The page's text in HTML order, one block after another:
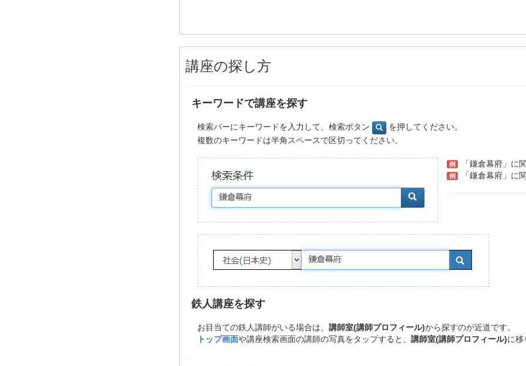
講座の探し方
キーワードで講座を探す
検索バーにキーワードを入力して、検索ボタン
を押してください。
複数のキーワードは半角スペースで区切ってください。
例 「鎌倉幕府」に
例 「鎌倉幕府」に
鉄人講座を探す
お目当ての鉄人講師がいる場合は、 講師室(講師プロフィール)から探すのが近道です。
トップ画面や講座検索画面の講師の写真をタップすると、 講師室(講師プロフィール)に移